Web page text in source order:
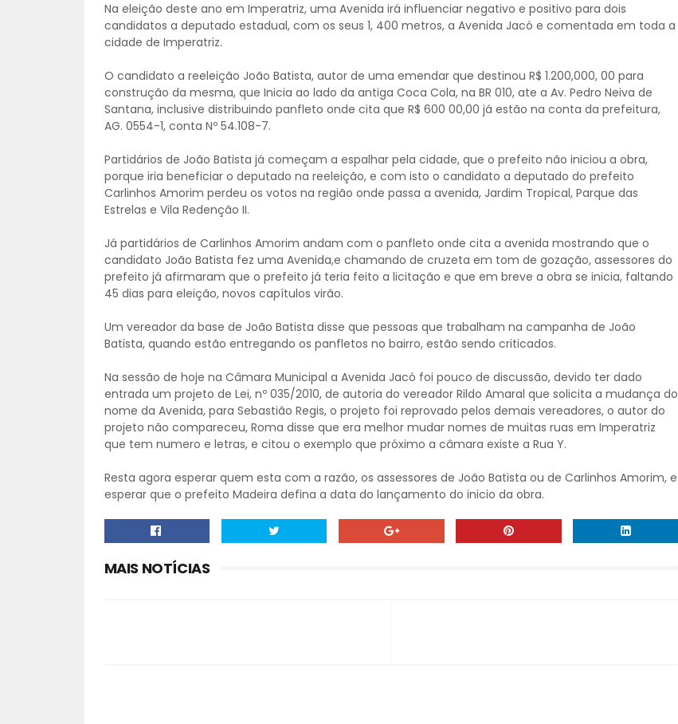
Na eleição deste ano em Imperatriz, uma Avenida irá influenciar negativo e positivo para dois
candidatos a deputado estadual, com os seus 1, 400 metros, a Avenida Jacó e comentada em toda a
cidade de Imperatriz.
O candidato a reeleição João Batista, autor de uma emendar que destinou R$ 1.200,000, 00 para
construção da mesma, que Inicia ao lado da antiga Coca Cola, na BR 010, ate a Av. Pedro Neiva de
Santana, inclusive distribuindo panfleto onde cita que R$ 600 00,00 já estão na conta da prefeitura,
AG. 0554-1, conta Nº 54.108-7.
Partidários de João Batista já começam a espalhar pela cidade, que o prefeito não iniciou a obra,
porque iria beneficiar o deputado na reeleição, e com isto o candidato a deputado do prefeito
Carlinhos Amorim perdeu os votos na região onde passa a avenida, Jardim Tropical, Parque das
Estrelas e Vila Redenção II.
Já partidários de Carlinhos Amorim andam com o panfleto onde cita a avenida mostrando que o
candidato João Batista fez uma Avenida,e chamando de cruzeta em tom de gozação, assessores do
prefeito já afirmaram que o prefeito já teria feito a licitação e que em breve a obra se inicia, faltando
45 dias para eleição, novos capítulos virão.
Um vereador da base de João Batista disse que pessoas que trabalham na campanha de João
Batista, quando estão entregando os panfletos no bairro, estão sendo criticados.
Na sessão de hoje na Câmara Municipal a Avenida Jacó foi pouco de discussão, devido ter dado
entrada um projeto de Lei, nº 035/2010, de autoria do vereador Rildo Amaral que solicita a mudança do
nome da Avenida, para Sebastião Regis, o projeto foi reprovado pelos demais vereadores, o autor do
projeto não compareceu, Roma disse que era melhor mudar nomes de muitas ruas em Imperatriz
que tem numero e letras, e citou o exemplo que próximo a câmara existe a Rua Y.
Resta agora esperar quem esta com a razão, os assessores de João Batista ou de Carlinhos Amorim, e
esperar que o prefeito Madeira defina a data do lançamento do inicio da obra.
MAIS NOTÍCIAS